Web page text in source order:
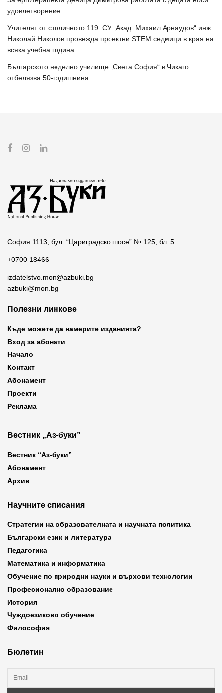
удовлетворение
Учителят от столичното 119. СУ „Акад. Михаил Арнаудов“ инж.
Николай Николов провежда проектни STEM седмици в края на
всяка учебна година
Българското неделно училище „Света София“ в Чикаго
отбелязва 50-годишнина
София 1113, бул. “Цариградско шосе” № 125, бл. 5
+0700 18466
izdatelstvo.mon@azbuki.bg
azbuki@mon.bg
Полезни линкове
Къде можете да намерите изданията?
Вход за абонати
Начало
Контакт
Абонамент
Проекти
Реклама
Вестник „Аз-буки”
Вестник “Аз-буки”
Абонамент
Архив
Научните списания
Стратегии на образователната и научната политика
Български език и литература
Педагогика
Математика и информатика
Обучение по природни науки и върхови технологии
Професионално образование
История
Чуждоезиково обучение
Философия
Бюлетин